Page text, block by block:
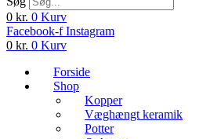
0 kr. 0 Kurv
Facebook-f Instagram
0 kr. 0 Kurv
Forside
Shop
Kopper
Væghængt keramik
Potter